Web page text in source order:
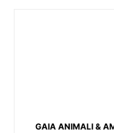
GAIA ANIMALI &